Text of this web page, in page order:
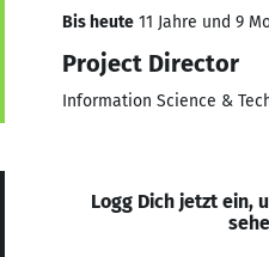
Bis heute 11 Jahre und 9
Project Director
Information Science &
Logg Dich jetzt ein,